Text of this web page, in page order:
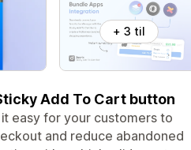
+ 3 til
Add To Cart button
easy for your customers to
and reduce abandoned